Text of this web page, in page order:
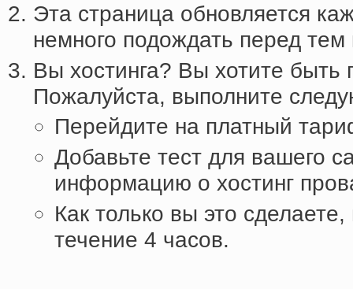
Эта страница обновляется
немного подождать перед тем
Вы хостинга? Вы хотите быть
Пожалуйста, выполните
Перейдите на платный
Добавьте тест для вашего
информацию о хостинг
Как только вы это
течение 4 часов.